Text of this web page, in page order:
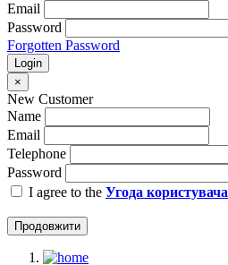
Email
Password
Forgotten Password
Login
×
New Customer
Name
Email
Telephone
Password
I agree to the Угода користувача
Продовжити